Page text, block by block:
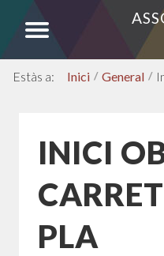
Inici / General /
INICI
PLA